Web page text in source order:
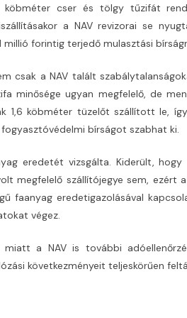
köbméter cser és tölgy tűzifát
a NAV revizorai se
millió forintig terjedő mulasztási
csak a NAV talált
minősége ugyan megfelelő, de
1,6 köbméter tüzelőt szállított le,
bírságot szabhat ki.
eredetét vizsgálta. Kiderült,
megfelelő szállítójegye sem, ezért
faanyag eredetigazolásával
végez.
a NAV is további
következményeit teljeskörűen